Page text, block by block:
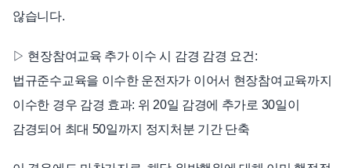
않습니다.
▷ 현장참여교육 추가 이수 시 감경 감경 요건:
법규준수교육을 이수한 운전자가 이어서 현장참여교육까지
이수한 경우 감경 효과: 위 20일 감경에 추가로 30일이
감경되어 최대 50일까지 정지처분 기간 단축